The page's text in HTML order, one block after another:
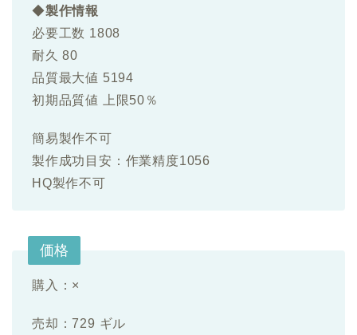
◆製作情報
必要工数 1808
耐久 80
品質最大値 5194
初期品質値 上限50％
簡易製作不可
製作成功目安：作業精度1056
HQ製作不可
価格
購入：×
売却：729 ギル